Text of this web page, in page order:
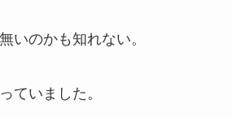
いのかも知れない。
ていました。